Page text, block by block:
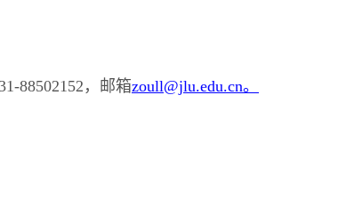
88502152，邮箱zoull@jlu.edu.cn。